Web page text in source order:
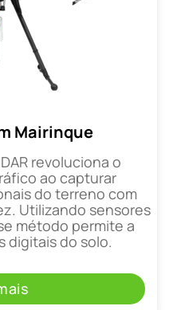
Mairinque
revoluciona o
ao capturar
do terreno com
Utilizando sensores
método permite a
digitais do solo.